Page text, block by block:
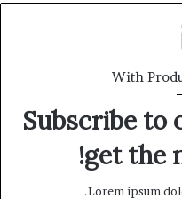
With
Subscribe to
get the
Lorem ipsum